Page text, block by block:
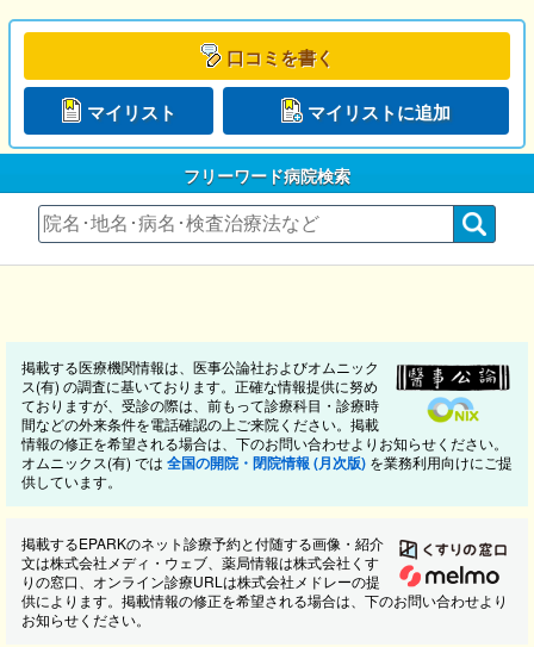
口コミを書く
マイリスト マイリストに追加
フリーワード病院検索
掲載する医療機関情報は、医事公論社およびオムニック
ス(有) の調査に基いております。正確な情報提供に努め
ておりますが、受診の際は、前もって診療科目・診療時
間などの外来条件を電話確認の上ご来院ください。掲載
情報の修正を希望される場合は、下のお問い合わせよりお知らせください。
オムニックス(有) では 全国の開院・閉院情報 (月次版) を業務利用向けにご提
供しています。
掲載するEPARKのネット診療予約と付随する画像・紹介
文は株式会社メディ・ウェブ、薬局情報は株式会社くす
りの窓口、オンライン診療URLは株式会社メドレーの提
供によります。掲載情報の修正を希望される場合は、下のお問い合わせより
お知らせください。